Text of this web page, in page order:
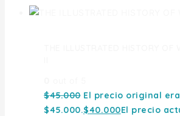
$45.000 El precio original
$45.000.$40.000El precio